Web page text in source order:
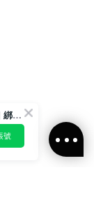
官網註冊贈300紅利| 綁定LINE再領取專屬優惠
號